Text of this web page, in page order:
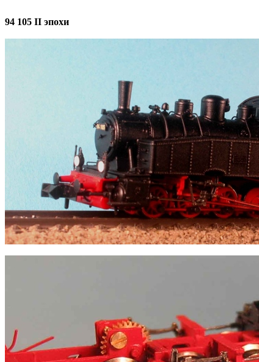
94 105 II эпохи